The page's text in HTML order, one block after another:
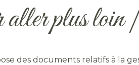
plus loin
des documents relatifs à la